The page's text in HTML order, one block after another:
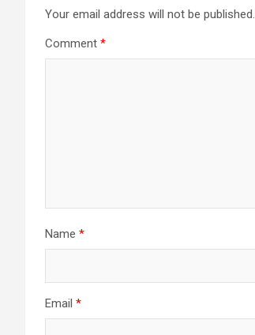
Your email address will not be published.
Comment *
Name *
Email *